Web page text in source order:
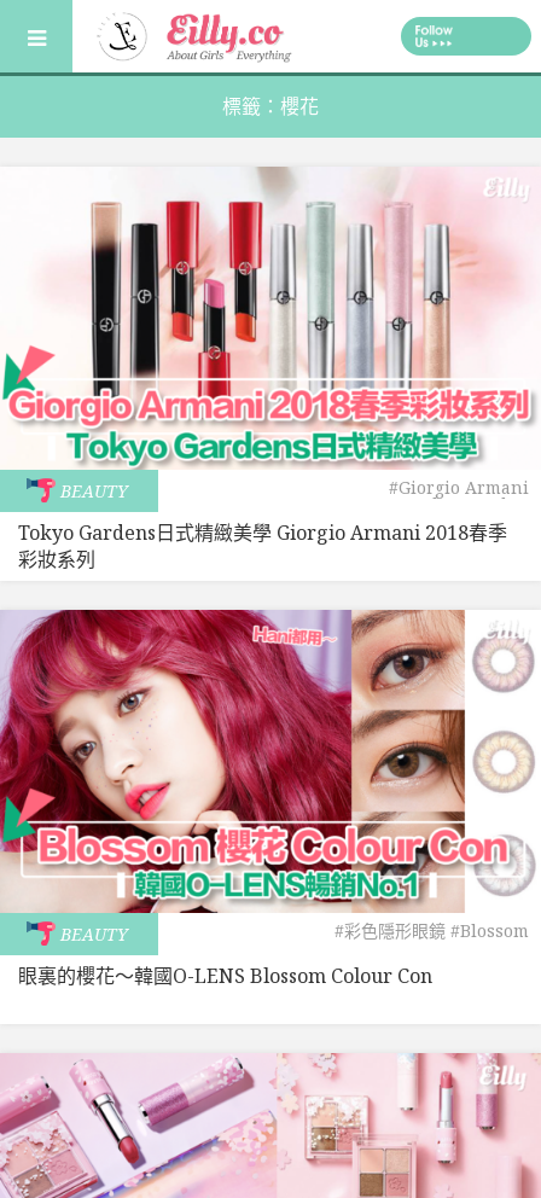
content
標籤：櫻花
BEAUTY #Giorgio Armani
#Tokyo Garden
Tokyo Gardens日式精緻美學 Giorgio Armani 2018春季
彩妝系列
BEAUTY #彩色隱形眼鏡 #Blossom
眼裏的櫻花〜韓國O-LENS Blossom Colour Con